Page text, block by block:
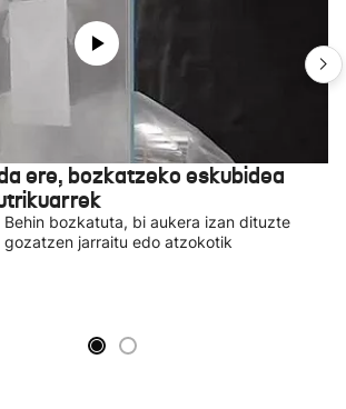
ere, bozkatzeko eskubidea
Behin bozkatuta, bi aukera izan dituzte
gozatzen jarraitu edo atzokotik